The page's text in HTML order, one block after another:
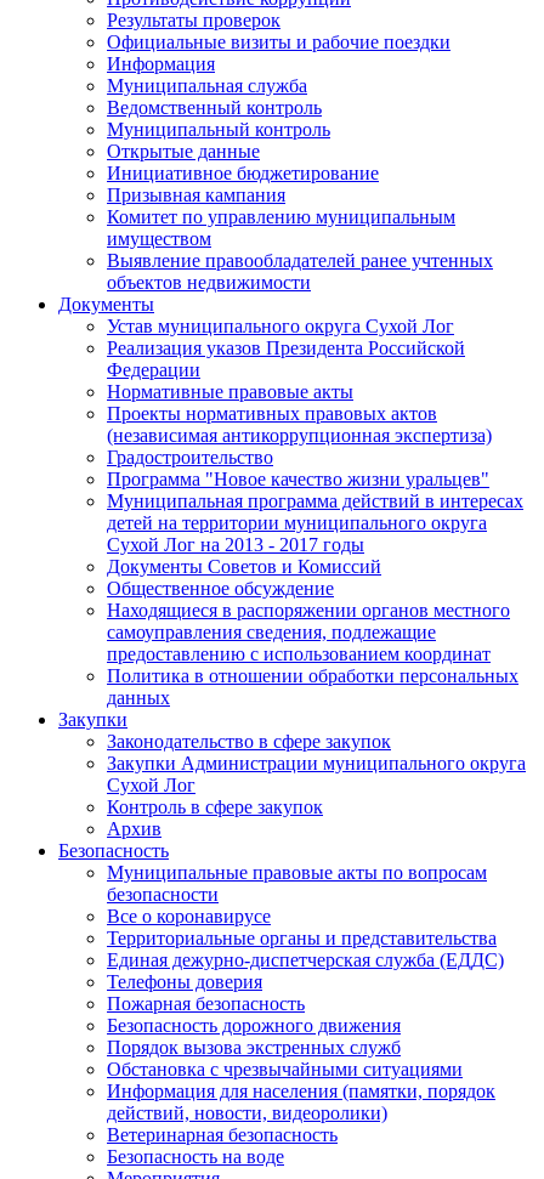
Результаты проверок
Официальные визиты и рабочие поездки
Информация
Муниципальная служба
Ведомственный контроль
Муниципальный контроль
Открытые данные
Инициативное бюджетирование
Призывная кампания
Комитет по управлению муниципальным
имуществом
Выявление правообладателей ранее учтенных
объектов недвижимости
Документы
Устав муниципального округа Сухой Лог
Реализация указов Президента Российской
Федерации
Нормативные правовые акты
Проекты нормативных правовых актов
(независимая антикоррупционная экспертиза)
Градостроительство
Программа "Новое качество жизни уральцев"
Муниципальная программа действий в интересах
детей на территории муниципального округа
Сухой Лог на 2013 - 2017 годы
Документы Советов и Комиссий
Общественное обсуждение
Находящиеся в распоряжении органов местного
самоуправления сведения, подлежащие
предоставлению с использованием координат
Политика в отношении обработки персональных
данных
Закупки
Законодательство в сфере закупок
Закупки Администрации муниципального округа
Сухой Лог
Контроль в сфере закупок
Архив
Безопасность
Муниципальные правовые акты по вопросам
безопасности
Все о коронавирусе
Территориальные органы и представительства
Единая дежурно-диспетчерская служба (ЕДДС)
Телефоны доверия
Пожарная безопасность
Безопасность дорожного движения
Порядок вызова экстренных служб
Обстановка с чрезвычайными ситуациями
Информация для населения (памятки, порядок
действий, новости, видеоролики)
Ветеринарная безопасность
Безопасность на воде